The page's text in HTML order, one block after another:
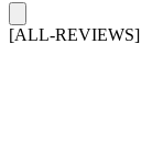
[ALL-REVIEWS]